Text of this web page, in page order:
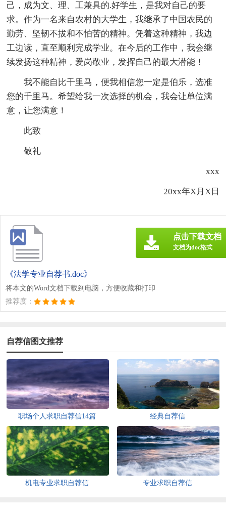
己，成为文、理、工兼具的.好学生，是我对自己的要
求。作为一名来自农村的大学生，我继承了中国农民的
勤劳、坚韧不拔和不怕苦的精神。凭着这种精神，我边
工边读，直至顺利完成学业。在今后的工作中，我会继
续发扬这种精神，爱岗敬业，发挥自己的最大潜能！
我不能自比千里马，便我相信您一定是伯乐，选准
您的千里马。希望给我一次选择的机会，我会让单位满
意，让您满意！
此致
敬礼
xxx
20xx年X月X日
《法学专业自荐书.doc》
将本文的Word文档下载到电脑，方便收藏和打印
推荐度：
点击下载文档
文档为doc格式
自荐信图文推荐
职场个人求职自荐信14篇 经典自荐信
机电专业求职自荐信 专业求职自荐信